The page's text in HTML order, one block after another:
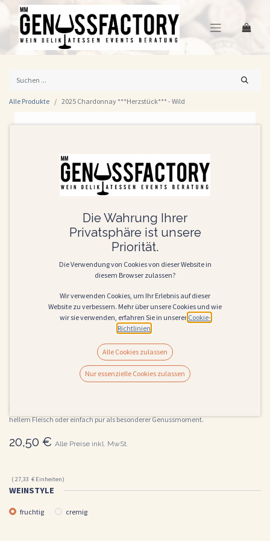
Alle Produkte 2025 Chardonnay ***Herzstück*** - Wild
2025 Chardonnay ***Herzstück*** - Wild
hellem Fleisch oder einfach pur als besonderer Genussmoment.
20,50 € Alle Preise inkl. MwSt.
( 27,33 € Einheiten)
WEINSTYLE
fruchtig cremig
Die Wahrung Ihrer
Privatsphäre ist unsere
Priorität.
Die Verwendung von Cookies von dieser Website in
diesem Browser zulassen?
Wir verwenden Cookies, um Ihr Erlebnis auf dieser
Website zu verbessern. Mehr über unsere Cookies und wie
wir sie verwenden, erfahren Sie in unserer Cookie-
Richtlinien
Alle Cookies zulassen
Nur essenzielle Cookies zulassen